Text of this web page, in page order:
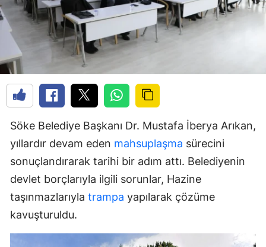
Söke Belediye Başkanı Dr. Mustafa İberya Arıkan,
yıllardır devam eden mahsuplaşma sürecini
sonuçlandırarak tarihi bir adım attı. Belediyenin
devlet borçlarıyla ilgili sorunlar, Hazine
taşınmazlarıyla trampa yapılarak çözüme
kavuşturuldu.